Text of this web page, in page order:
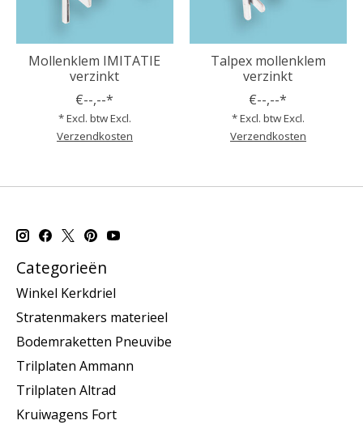
Mollenklem IMITATIE
verzinkt
€--,--*
* Excl. btw Excl.
Verzendkosten
Talpex mollenklem
verzinkt
€--,--*
* Excl. btw Excl.
Verzendkosten
Categorieën
Winkel Kerkdriel
Stratenmakers materieel
Bodemraketten Pneuvibe
Trilplaten Ammann
Trilplaten Altrad
Kruiwagens Fort